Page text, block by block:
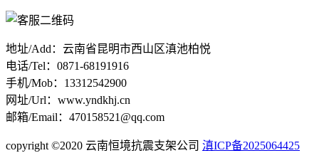
地址/Add：云南省昆明市西山区滇池柏悦
电话/Tel：0871-68191916
手机/Mob：13312542900
网址/Url：www.yndkhj.cn
邮箱/Email：470158521@qq.com
copyright ©2020 云南恒境抗震支架公司 滇ICP备2025064425